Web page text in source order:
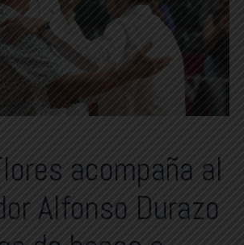
acompaña al
Alfonso Durazo